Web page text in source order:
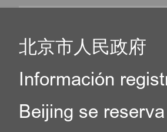
北京市人民政府
Información
Beijing se